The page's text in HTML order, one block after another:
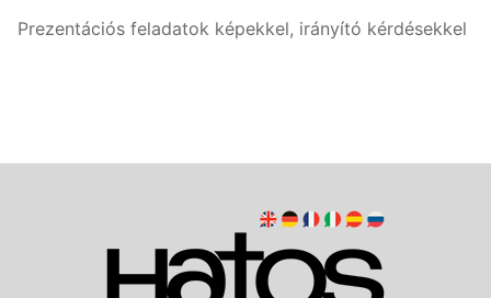
Prezentációs feladatok képekkel, irányító kérdésekkel